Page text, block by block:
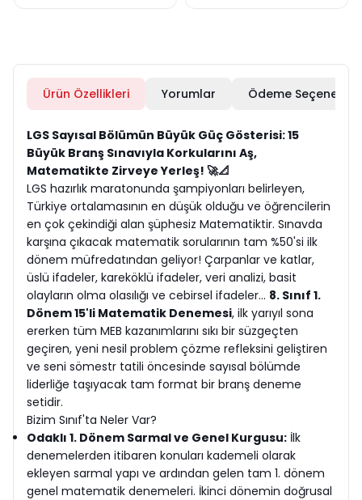
Ürün Özellikleri Yorumlar Ödeme Seçenekleri
LGS Sayısal Bölümün Büyük Güç Gösterisi: 15
Büyük Branş Sınavıyla Korkularını Aş,
Matematikte Zirveye Yerleş! 🚀📐
LGS hazırlık maratonunda şampiyonları belirleyen,
Türkiye ortalamasının en düşük olduğu ve öğrencilerin
en çok çekindiği alan şüphesiz Matematiktir. Sınavda
karşına çıkacak matematik sorularının tam %50'si ilk
dönem müfredatından geliyor! Çarpanlar ve katlar,
üslü ifadeler, kareköklü ifadeler, veri analizi, basit
olayların olma olasılığı ve cebirsel ifadeler... 8. Sınıf 1.
Dönem 15'li Matematik Denemesi, ilk yarıyıl sona
ererken tüm MEB kazanımlarını sıkı bir süzgeçten
geçiren, yeni nesil problem çözme refleksini geliştiren
ve seni sömestr tatili öncesinde sayısal bölümde
liderliğe taşıyacak tam format bir branş deneme
setidir.
Bizim Sınıf'ta Neler Var?
Odaklı 1. Dönem Sarmal ve Genel Kurgusu: İlk
denemelerden itibaren konuları kademeli olarak
ekleyen sarmal yapı ve ardından gelen tam 1. dönem
genel matematik denemeleri. İkinci dönemin doğrusal